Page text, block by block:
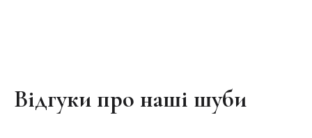
Відгуки про наші шуби